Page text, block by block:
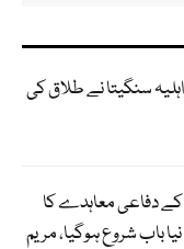
سنگیتا نے طلاق کی
کے دفاعی معاہدے کا
باب شروع ہوگیا، مریم